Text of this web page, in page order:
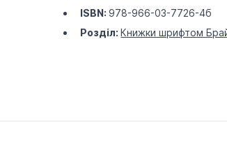
ISBN:978-966-03-7726-4б
Розділ:Книжки шрифтом